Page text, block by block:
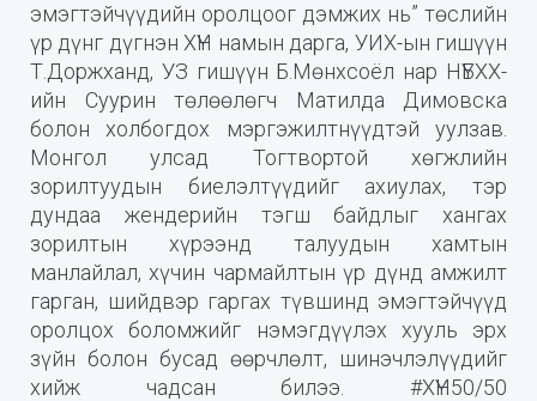
эмэгтэйчүүдийн оролцоог дэмжих нь” төслийн
үр дүнг дүгнэн ХҮН намын дарга, УИХ-ын гишүүн
Т.Доржханд, УЗ гишүүн Б.Мөнхсоёл нар НҮБХХ-
ийн Суурин төлөөлөгч Матилда Димовска
болон холбогдох мэргэжилтнүүдтэй уулзав.
Монгол улсад Тогтвортой хөгжлийн
зорилтуудын биелэлтүүдийг ахиулах, тэр
дундаа жендерийн тэгш байдлыг хангах
зорилтын хүрээнд талуудын хамтын
манлайлал, хүчин чармайлтын үр дүнд амжилт
гарган, шийдвэр гаргах түвшинд эмэгтэйчүүд
оролцох боломжийг нэмэгдүүлэх хууль эрх
зүйн болон бусад өөрчлөлт, шинэчлэлүүдийг
хийж чадсан билээ. #ХҮН50/50